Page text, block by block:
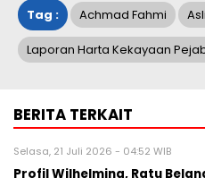
Tag : Achmad Fahmi
Laporan Harta Kekayaan
BERITA TERKAIT
Selasa, 21 Juli 2026 - 04:52 WIB
Profil Wilhelmina, Ratu